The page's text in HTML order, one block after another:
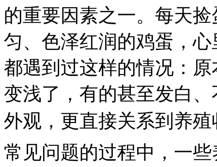
的重要因素之一。每天
匀、色泽红润的鸡蛋，
都遇到过这样的情况：
变浅了，有的甚至发白
外观，更直接关系到养殖
常见问题的过程中，一